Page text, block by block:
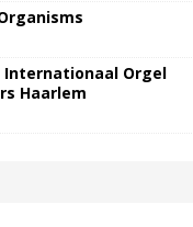
Internationaal Orgel
Haarlem